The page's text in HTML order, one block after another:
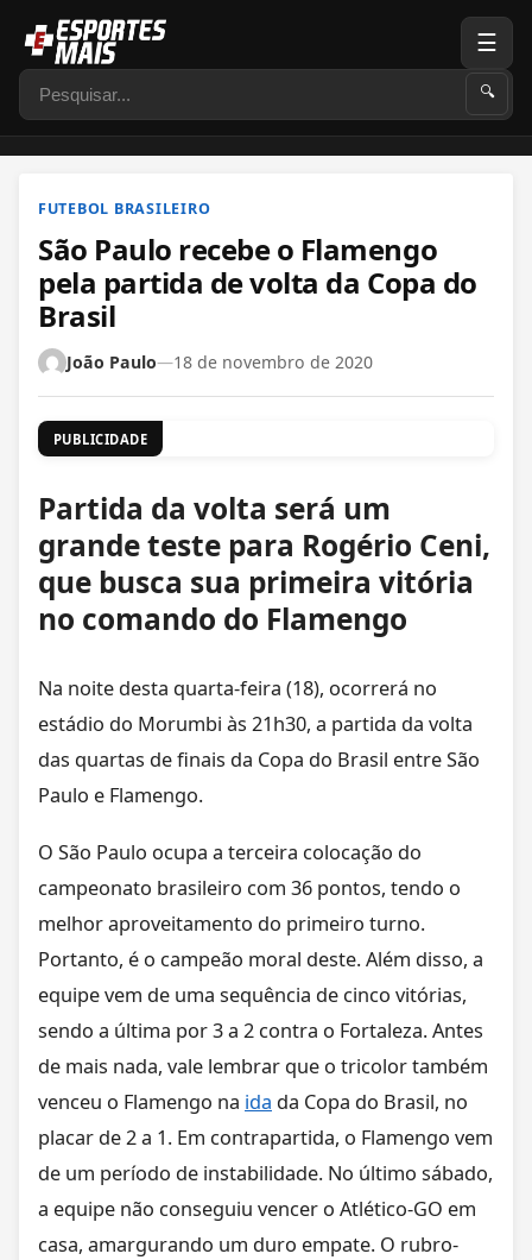
Pesquisar 🔍
☰
FUTEBOL BRASILEIRO
São Paulo recebe o Flamengo
pela partida de volta da Copa do
Brasil
João Paulo—18 de novembro de 2020
PUBLICIDADE
Partida da volta será um
grande teste para Rogério Ceni,
que busca sua primeira vitória
no comando do Flamengo
Na noite desta quarta-feira (18), ocorrerá no
estádio do Morumbi às 21h30, a partida da volta
das quartas de finais da Copa do Brasil entre São
Paulo e Flamengo.
O São Paulo ocupa a terceira colocação do
campeonato brasileiro com 36 pontos, tendo o
melhor aproveitamento do primeiro turno.
Portanto, é o campeão moral deste. Além disso, a
equipe vem de uma sequência de cinco vitórias,
sendo a última por 3 a 2 contra o Fortaleza. Antes
de mais nada, vale lembrar que o tricolor também
venceu o Flamengo na ida da Copa do Brasil, no
placar de 2 a 1. Em contrapartida, o Flamengo vem
de um período de instabilidade. No último sábado,
a equipe não conseguiu vencer o Atlético-GO em
casa, amargurando um duro empate. O rubro-